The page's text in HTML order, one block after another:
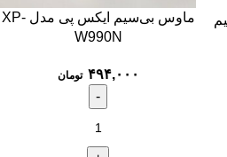
ماوس بی‌سیم ایکس پی مدل XP-
W990N
۴۹۴,۰۰۰ تومان